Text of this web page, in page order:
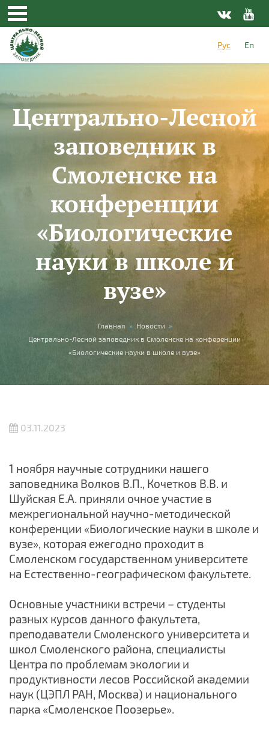
Перейти к основному содержанию
Рус
En
Центрально-Лесной
заповедник в
Смоленске на
конференции
«Биологические
науки в школе и
вузе»
Вы здесь Главная » Новости »
Центрально-Лесной заповедник в Смоленске на конференции
«Биологические науки в школе и вузе»
03.11.2023
1 ноября научные сотрудники нашего
заповедника Волков В.П., Кочетков В.В. и
Шуйская Е.А. приняли очное участие в
межрегиональной научно-методической
конференции «Биологические науки в школе и
вузе», которая ежегодно проходит в
Смоленском государственном университете
на Естественно-географическом факультете.
Основные участники встречи – студенты
разных курсов данного факультета,
преподаватели Смоленского университета и
школ Смоленского района, специалисты
Центра по проблемам экологии и
продуктивности лесов Российской академии
наук (ЦЭПЛ РАН, Москва) и национального
парка «Смоленское Поозерье».